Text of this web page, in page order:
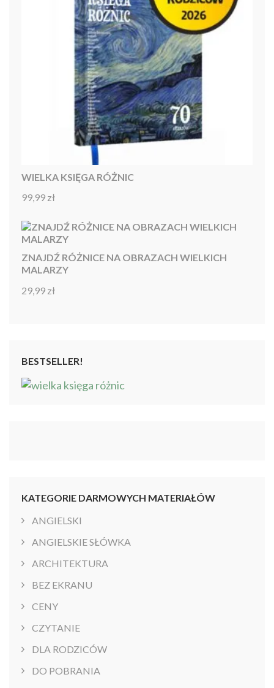
WIELKA KSIĘGA RÓŻNIC
Oceniono
99,99 zł
ZNAJDŹ RÓŻNICE NA OBRAZACH WIELKICH
MALARZY
Oceniono
29,99 zł
BESTSELLER!
KATEGORIE DARMOWYCH MATERIAŁÓW
ANGIELSKI
ANGIELSKIE SŁÓWKA
ARCHITEKTURA
BEZ EKRANU
CENY
CZYTANIE
DLA RODZICÓW
DO POBRANIA